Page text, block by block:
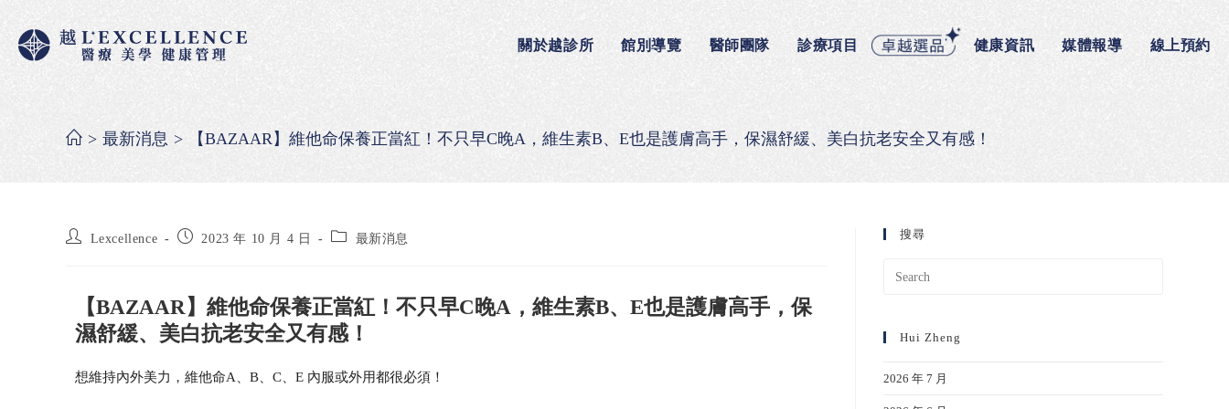
關於越診所 館別導覽 醫師團隊 診療項目 健康資訊 媒體報導 線上預約
> 最新消息 > 【BAZAAR】維他命保養正當紅！不只早C晚A，維生素B、E也是護膚高手，保濕舒緩、美白抗老安全又有感！
Lexcellence 2023 年 10 月 4 日 最新消息
【BAZAAR】維他命保養正當紅！不只早C晚A，維生素B、E也是護膚高手，保
濕舒緩、美白抗老安全又有感！
想維持內外美力，維他命A、B、C、E 內服或外用都很必須！
搜尋
Hui Zheng
2026 年 7 月